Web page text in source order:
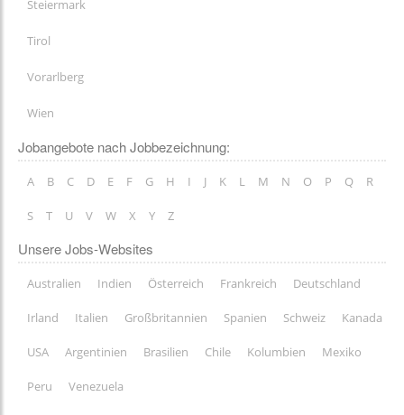
Steiermark
Tirol
Vorarlberg
Wien
Jobangebote nach Jobbezeichnung:
A B C D E F G H I J K L M N O P Q R
S T U V W X Y Z
Unsere Jobs-Websites
Australien Indien Österreich Frankreich Deutschland
Irland Italien Großbritannien Spanien Schweiz Kanada
USA Argentinien Brasilien Chile Kolumbien Mexiko
Peru Venezuela